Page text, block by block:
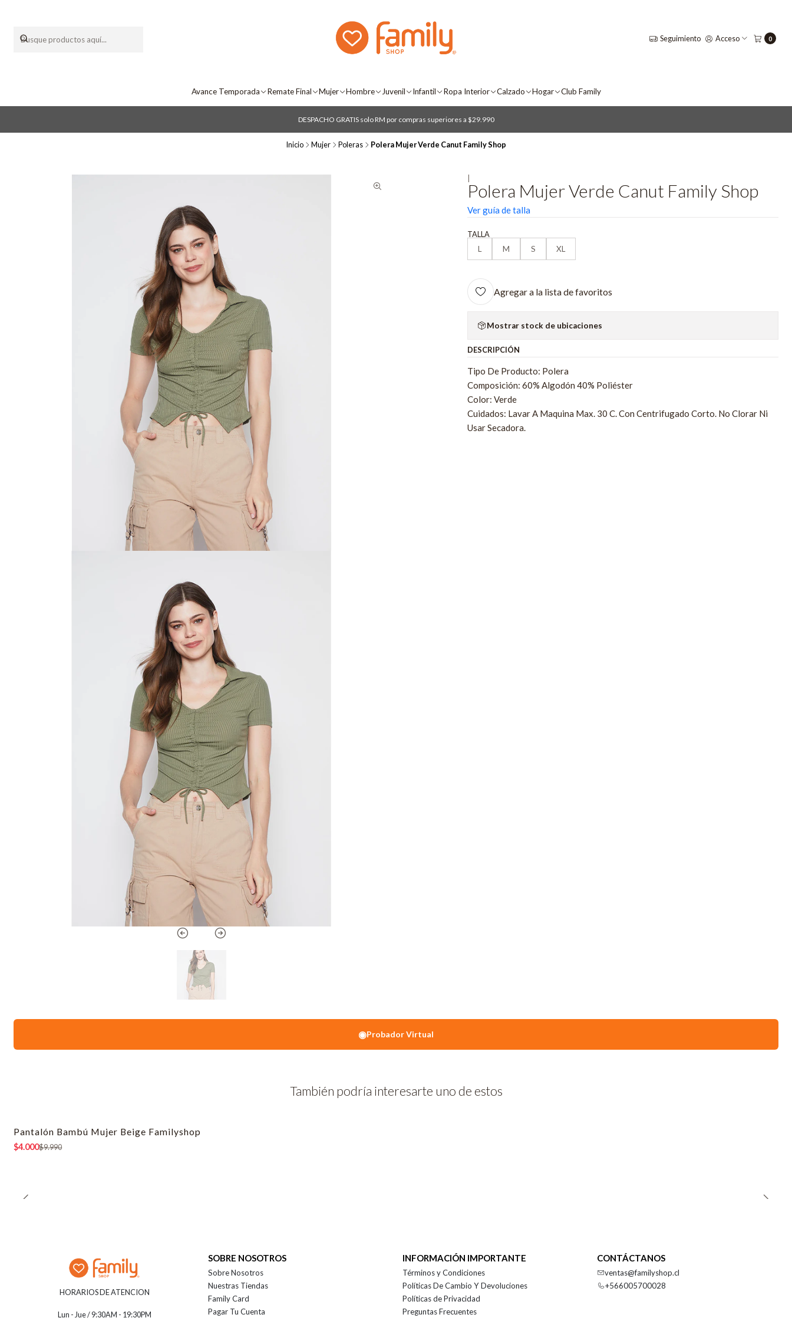
Seguimiento Acceso 0
Avance Temporada Remate Final Mujer Hombre Juvenil Infantil Ropa Interior Calzado Hogar Club Family
DESPACHO GRATIS solo RM por compras superiores a $29.990
Inicio Mujer Poleras Polera Mujer Verde Canut Family Shop
Polera Mujer Verde Canut Family Shop
Ver guía de talla
TALLA
L
M S XL
Agregar a la lista de favoritos
Mostrar stock de ubicaciones
DESCRIPCIÓN
Tipo De Producto: Polera
Composición: 60% Algodón 40% Poliéster
Color: Verde
Cuidados: Lavar A Maquina Max. 30 C. Con Centrifugado Corto. No Clorar Ni
Usar Secadora.
◉Probador Virtual
También podría interesarte uno de estos
-60% OFF
Pantalón Bambú Mujer Beige Familyshop
$4.000$9.990
HORARIOS DE ATENCION
Lun - Jue / 9:30AM - 19:30PM
SOBRE NOSOTROS
Sobre Nosotros
Nuestras Tiendas
Family Card
Pagar Tu Cuenta
INFORMACIÓN IMPORTANTE
Términos y Condiciones
Políticas De Cambio Y Devoluciones
Políticas de Privacidad
Preguntas Frecuentes
CONTÁCTANOS
ventas@familyshop.cl
+566005700028